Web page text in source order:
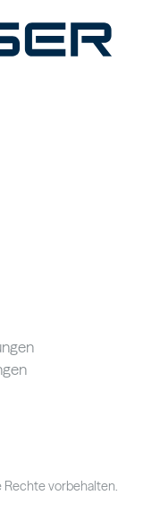
Rechte vorbehalten.